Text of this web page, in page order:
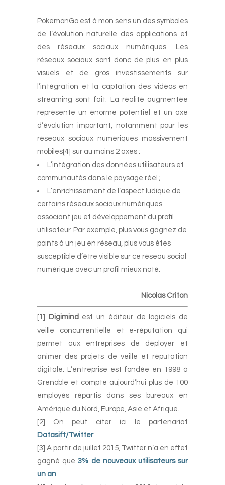
PokemonGo est à mon sens un des symboles
de l’évolution naturelle des applications et
des réseaux sociaux numériques. Les
réseaux sociaux sont donc de plus en plus
visuels et de gros investissements sur
l’intégration et la captation des vidéos en
streaming sont fait. La réalité augmentée
représente un énorme potentiel et un axe
d’évolution important, notamment pour les
réseaux sociaux numériques massivement
mobiles[4] sur au moins 2 axes :
L’intégration des données utilisateurs et
communautés dans le paysage réel ;
L’enrichissement de l’aspect ludique de
certains réseaux sociaux numériques
associant jeu et développement du profil
utilisateur. Par exemple, plus vous gagnez de
points à un jeu en réseau, plus vous êtes
susceptible d’être visible sur ce réseau social
numérique avec un profil mieux noté.
Nicolas Criton
[1] Digimind est un éditeur de logiciels de
veille concurrentielle et e-réputation qui
permet aux entreprises de déployer et
animer des projets de veille et réputation
digitale. L’entreprise est fondée en 1998 à
Grenoble et compte aujourd’hui plus de 100
employés répartis dans ses bureaux en
Amérique du Nord, Europe, Asie et Afrique.
[2] On peut citer ici le partenariat
Datasift/Twitter.
[3] A partir de juillet 2015, Twitter n’a en effet
gagné que3% de nouveaux utilisateurs sur
un an.